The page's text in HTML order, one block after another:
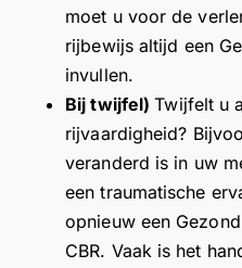
moet u voor de
rijbewijs altijd een
invullen.
Bij twijfel)Twijfelt u
rijvaardigheid?
veranderd is in uw
een traumatische
opnieuw een
CBR. Vaak is het